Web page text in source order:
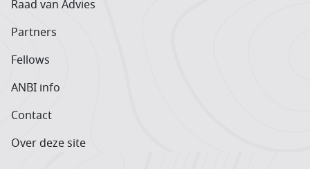
Raad van Advies
Partners
Fellows
ANBI info
Contact
Over deze site